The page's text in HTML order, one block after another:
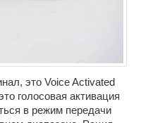
это Voice Activated
голосовая активация
в режим передачи